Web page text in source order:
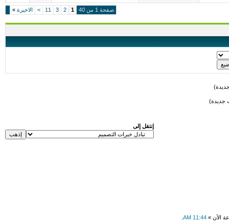
صفحة 1 من 40 1
2
3
11
> الاخيرة »
جديدة)
إنتقل إلى
الآن » 11:44 AM